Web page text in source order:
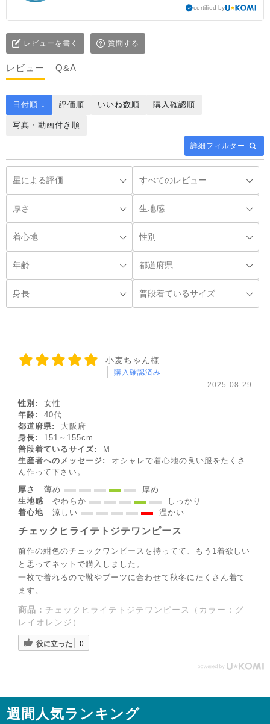
certified by
レビューを書く 質問する
レビュー Q&A
詳細フィルター
日付順 ↓ 評価順 いいね数順 購入確認順
写真・動画付き順
小麦ちゃん様
購入確認済み
2025-08-29
性別:
女性
年齢:
40代
都道府県:
大阪府
身長:
151～155cm
普段着ているサイズ:
M
生産者へのメッセージ:
オシャレで着心地の良い服をたくさ
ん作って下さい。
厚さ
薄め
厚め
生地感
やわらか
しっかり
着心地
涼しい 温かい
チェックヒライテトジテワンピース
前作の紺色のチェックワンピースを持ってて、もう1着欲しい
と思ってネットで購入しました。
一枚で着れるので靴やブーツに合わせて秋冬にたくさん着て
ます。
商品： チェックヒライテトジテワンピース（カラー：グ
レイオレンジ）
役に立った 0
週間人気ランキング